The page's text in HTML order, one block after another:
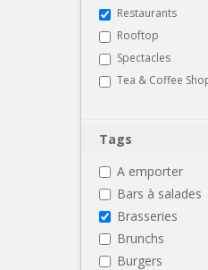
Restaurants
Rooftop
Spectacles
Tea & Coffee
Tags
A emporter
Bars à salades
Brasseries
Brunchs
Burgers